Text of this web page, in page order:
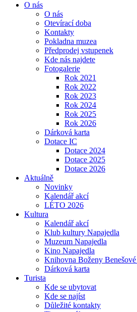
O nás
O nás
Otevírací doba
Kontakty
Pokladna muzea
Předprodej vstupenek
Kde nás najdete
Fotogalerie
Rok 2021
Rok 2022
Rok 2023
Rok 2024
Rok 2025
Rok 2026
Dárková karta
Dotace IC
Dotace 2024
Dotace 2025
Dotace 2026
Aktuálně
Novinky
Kalendář akcí
LÉTO 2026
Kultura
Kalendář akcí
Klub kultury Napajedla
Muzeum Napajedla
Kino Napajedla
Knihovna Boženy
Dárková karta
Turista
Kde se ubytovat
Kde se najíst
Důležité kontakty